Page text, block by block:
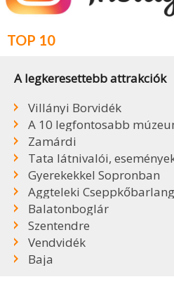
TOP 10
A legkeresettebb attrakciók
Villányi Borvidék
A 10 legfontosabb
Zamárdi
Tata látnivalói,
Gyerekekkel Sopronban
Aggteleki Cseppkőbarlang
Balatonboglár
Szentendre
Vendvidék
Baja